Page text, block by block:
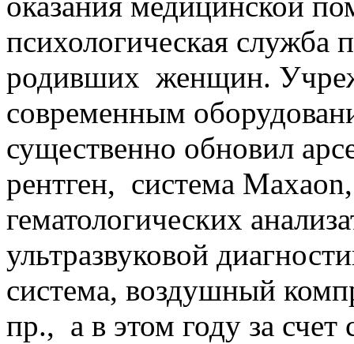
психологическая
родивших женщин.
современным
существенно обновил
рентген, система
гематологических
ультразвуковой
система, воздушный
пр., а в этом году за